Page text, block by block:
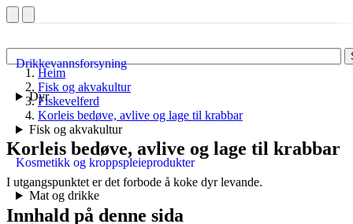
Drikkevannsforsyning
Dyr
Fisk og akvakultur
Kosmetikk og kroppspleieprodukter
Mat og drikke
Heim
Fisk og akvakultur
Fiskevelferd
Korleis bedøve, avlive og lage til krabbar
Korleis bedøve, avlive og lage til krabbar
I utgangspunktet er det forbode å koke dyr levande.
Innhald på denne sida